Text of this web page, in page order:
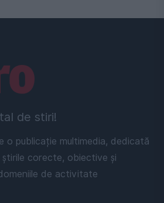
de stiri!
o publicație multimedia, dedicată
corecte, obiective și
de activitate